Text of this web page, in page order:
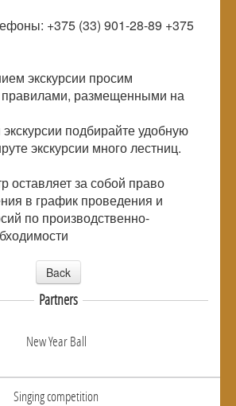
+375 (33) 901-28-89 +375
экскурсии просим
правилами, размещенными на
подбирайте удобную
экскурсии много лестниц.
оставляет за собой право
в график проведения и
по производственно-
Back
Partners
New Year Ball
Singing competition